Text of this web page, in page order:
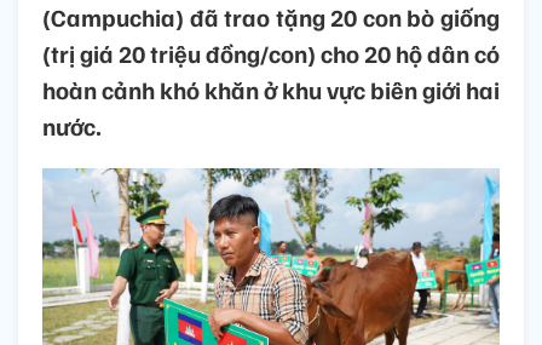
(Campuchia) đã trao tặng 20 con bò giống
(trị giá 20 triệu đồng/con) cho 20 hộ dân có
hoàn cảnh khó khăn ở khu vực biên giới hai
nước.